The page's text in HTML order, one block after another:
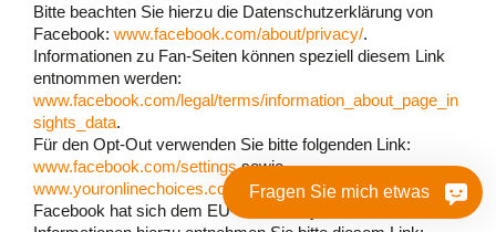
Bitte beachten Sie hierzu die Datenschutzerklärung von
Facebook: www.facebook.com/about/privacy/.
Informationen zu Fan-Seiten können speziell diesem Link
entnommen werden:
www.facebook.com/legal/terms/information_about_page_in
sights_data.
Für den Opt-Out verwenden Sie bitte folgenden Link:
www.facebook.com/settingssowie
www.youronlinechoices.com
Facebook hat sich dem EU-US Privacy Shield unterworfen.
Fragen Sie mich etwas